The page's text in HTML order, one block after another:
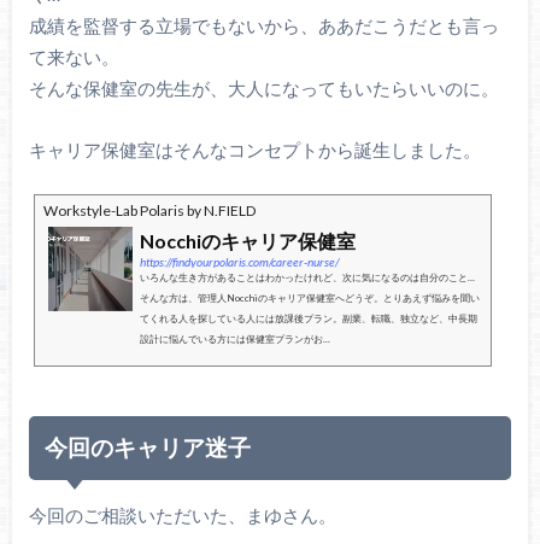
成績を監督する立場でもないから、ああだこうだとも言っ
て来ない。
そんな保健室の先生が、大人になってもいたらいいのに。
キャリア保健室はそんなコンセプトから誕生しました。
Workstyle-Lab Polaris by N.FIELD
Nocchiのキャリア保健室
https://findyourpolaris.com/career-nurse/
いろんな生き方があることはわかったけれど、次に気になるのは自分のこと…
そんな方は、管理人Nocchiのキャリア保健室へどうぞ。とりあえず悩みを聞い
てくれる人を探している人には放課後プラン。副業、転職、独立など、中長期
設計に悩んでいる方には保健室プランがお...
今回のキャリア迷子
今回のご相談いただいた、まゆさん。